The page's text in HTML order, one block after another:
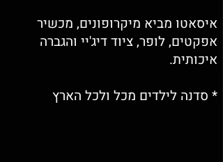
איסאטו מביא מיקרופונים, מכשיר
אפקטים, לופר, ציוד דיג'יי והגברה
איכותית.
* סדנה לילדים מכל ולכל הארץ